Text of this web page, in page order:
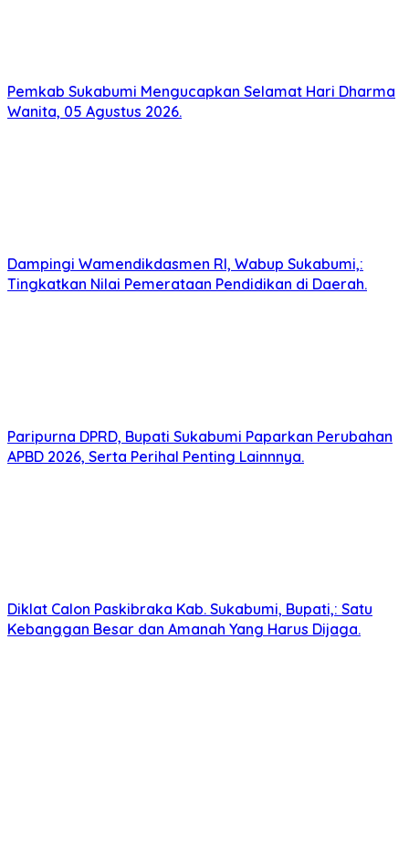
Pemkab Sukabumi Mengucapkan Selamat Hari Dharma
Wanita, 05 Agustus 2026.
Dampingi Wamendikdasmen RI, Wabup Sukabumi,:
Tingkatkan Nilai Pemerataan Pendidikan di Daerah.
Paripurna DPRD, Bupati Sukabumi Paparkan Perubahan
APBD 2026, Serta Perihal Penting Lainnnya.
Diklat Calon Paskibraka Kab. Sukabumi, Bupati,: Satu
Kebanggan Besar dan Amanah Yang Harus Dijaga.